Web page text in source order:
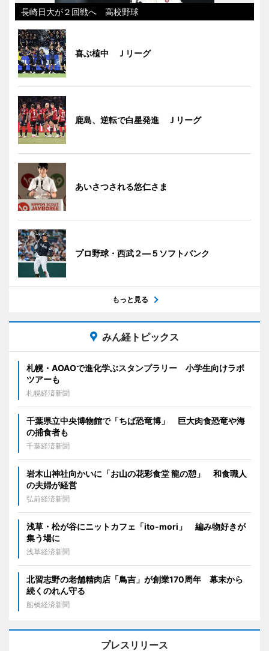
長崎日大が２回戦へ 高校野球
喜ぶ植中 Ｊリーグ
鹿島、逆転で白星発進 Ｊリーグ
あいさつされる悠仁さま
プロ野球・西武２―５ソフトバンク
もっと見る
みん経トピックス
札幌・AOAOで進化学ぶスタンプラリー 小学生向けラボ
ツアーも
札幌経済新聞
千葉県立中央博物館で「ちば恐竜博」 巨大肉食恐竜や海
の捕食者も
千葉経済新聞
岩木山神社向かいに「お山の花彩食堂 龍の憩」 和食職人
の夫婦が経営
弘前経済新聞
浅草・松が谷にニットカフェ「ito-mori」 編み物好きが
集う場に
浅草経済新聞
北習志野の老舗精肉店「鳥吉」が創業170周年 幕末から
続くのれん守る
船橋経済新聞
プレスリリース